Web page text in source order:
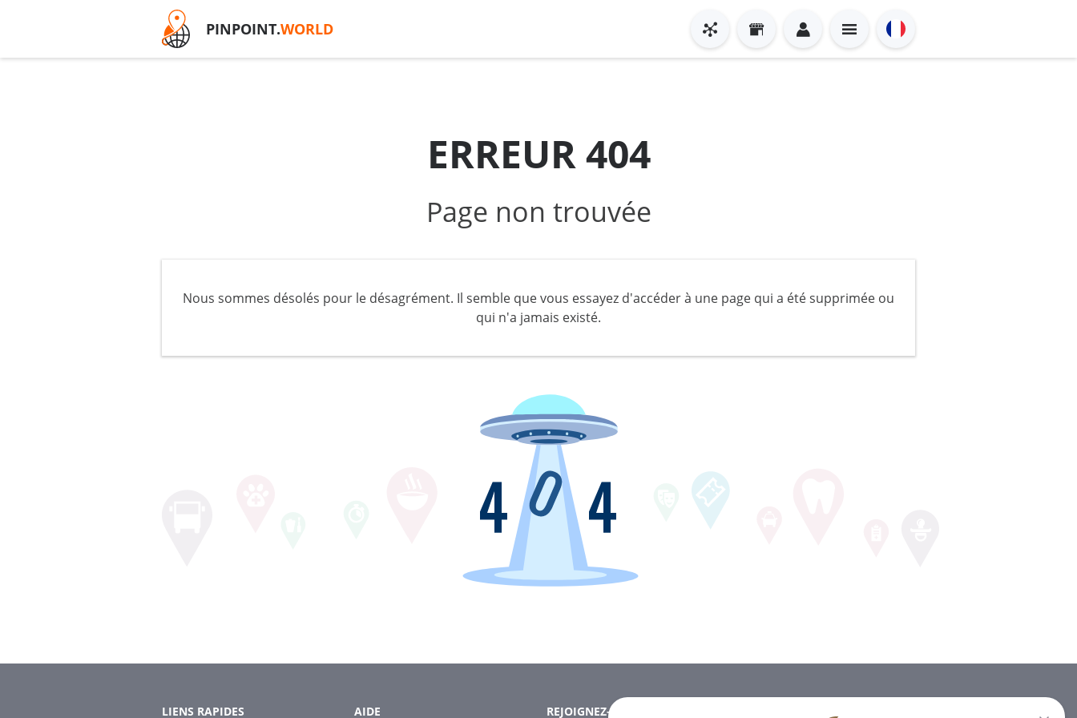
PINPOINT.WORLD
ERREUR 404
Page non trouvée
Nous sommes désolés pour le désagrément. Il semble que vous essayez d'accéder à une page qui a été supprimée ou
qui n'a jamais existé.
LIENS RAPIDES AIDE REJOIGNEZ-NOUS